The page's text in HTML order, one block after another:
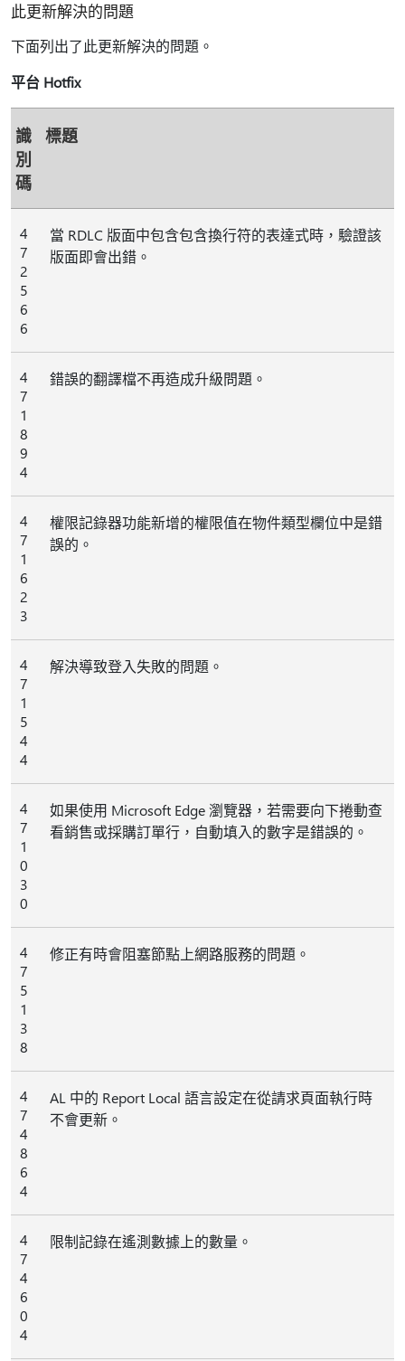
此更新解決的問題
下面列出了此更新解決的問題。
平台 Hotfix
識
別
碼
標題
4
7
2
5
6
6
當 RDLC 版面中包含包含換行符的表達式時，驗證該
版面即會出錯。
4
7
1
8
9
4
錯誤的翻譯檔不再造成升級問題。
4
7
1
6
2
3
權限記錄器功能新增的權限值在物件類型欄位中是錯
誤的。
4
7
1
5
4
4
解決導致登入失敗的問題。
4
7
1
0
3
0
如果使用 Microsoft Edge 瀏覽器，若需要向下捲動查
看銷售或採購訂單行，自動填入的數字是錯誤的。
4
7
5
1
3
8
修正有時會阻塞節點上網路服務的問題。
4
7
4
8
6
4
AL 中的 Report Local 語言設定在從請求頁面執行時
不會更新。
4
7
4
6
0
4
限制記錄在遙測數據上的數量。